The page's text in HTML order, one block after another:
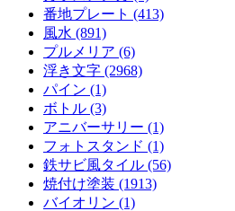
番地プレート (413)
風水 (891)
プルメリア (6)
浮き文字 (2968)
パイン (1)
ボトル (3)
アニバーサリー (1)
フォトスタンド (1)
鉄サビ風タイル (56)
焼付け塗装 (1913)
バイオリン (1)